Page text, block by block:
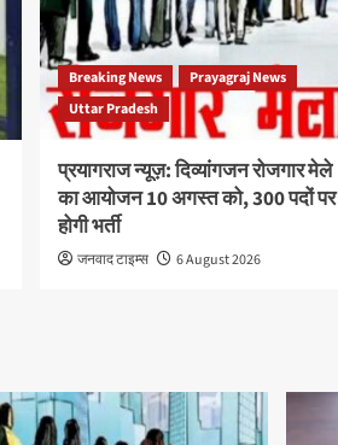
Breaking News
Prayagraj News
Uttar Pradesh
प्रयागराज न्यूज़: दिव्यांगजन रोजगार मेले
का आयोजन 10 अगस्त को, 300 पदों पर
होगी भर्ती
जनवाद टाइम्स 6 August 2026